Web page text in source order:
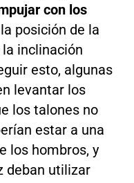
con los
posición de la
inclinación
esto, algunas
levantar los
los talones no
estar a una
los hombros, y
deban utilizar